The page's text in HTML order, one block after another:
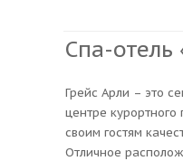
Спа-отель
Грейс Арли – это
центре
своим гостям
Отличное